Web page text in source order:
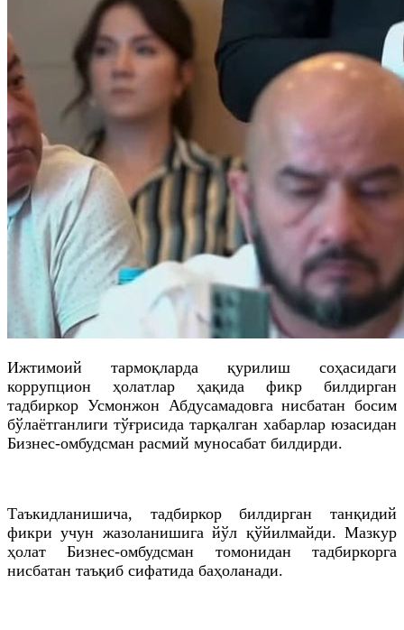
Ижтимоий тармоқларда қурилиш соҳасидаги
коррупцион ҳолатлар ҳақида фикр билдирган
тадбиркор Усмонжон Абдусамадовга нисбатан босим
бўлаётганлиги тўғрисида тарқалган хабарлар юзасидан
Бизнес-омбудсман расмий муносабат билдирди.
Таъкидланишича, тадбиркор билдирган танқидий
фикри учун жазоланишига йўл қўйилмайди. Мазкур
ҳолат Бизнес-омбудсман томонидан тадбиркорга
нисбатан таъқиб сифатида баҳоланади.